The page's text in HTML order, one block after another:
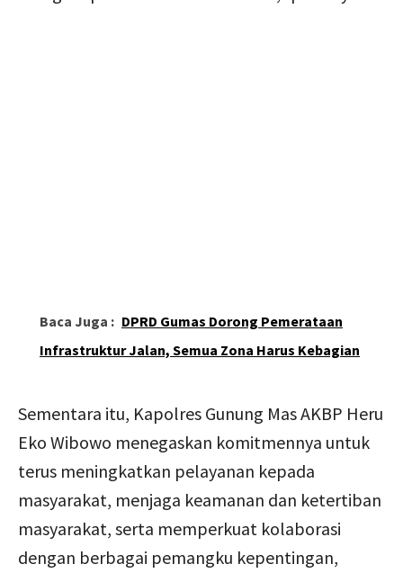
Baca Juga : DPRD Gumas Dorong Pemerataan
Infrastruktur Jalan, Semua Zona Harus Kebagian
Sementara itu, Kapolres Gunung Mas AKBP Heru
Eko Wibowo menegaskan komitmennya untuk
terus meningkatkan pelayanan kepada
masyarakat, menjaga keamanan dan ketertiban
masyarakat, serta memperkuat kolaborasi
dengan berbagai pemangku kepentingan,